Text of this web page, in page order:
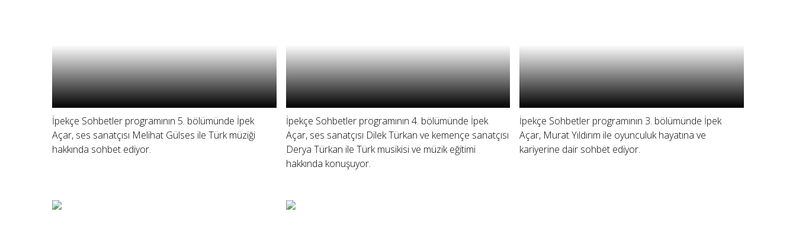
İpekçe Sohbetler programının 5. bölümünde İpek
Açar, ses sanatçısı Melihat Gülses ile Türk müziği
hakkında sohbet ediyor.
İpekçe Sohbetler programının 4. bölümünde İpek
Açar, ses sanatçısı Dilek Türkan ve kemençe sanatçısı
Derya Türkan ile Türk musikisi ve müzik eğitimi
hakkında konuşuyor.
İpekçe Sohbetler programının 3. bölümünde İpek
Açar, Murat Yıldırım ile oyunculuk hayatına ve
kariyerine dair sohbet ediyor.